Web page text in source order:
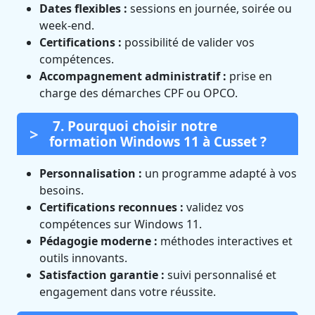
Dates flexibles : sessions en journée, soirée ou
week-end.
Certifications : possibilité de valider vos
compétences.
Accompagnement administratif : prise en
charge des démarches CPF ou OPCO.
7. Pourquoi choisir notre
formation Windows 11 à Cusset ?
Personnalisation : un programme adapté à vos
besoins.
Certifications reconnues : validez vos
compétences sur Windows 11.
Pédagogie moderne : méthodes interactives et
outils innovants.
Satisfaction garantie : suivi personnalisé et
engagement dans votre réussite.